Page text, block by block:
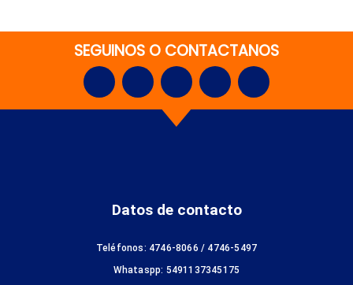
SEGUINOS O CONTACTANOS
Datos de contacto
Teléfonos: 4746-8066 / 4746-5497
Whataspp: 5491137345175